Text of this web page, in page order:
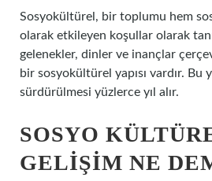
Sosyokültürel, bir toplumu hem
olarak etkileyen koşullar olarak
gelenekler, dinler ve inançlar
bir sosyokültürel yapısı vardır. Bu
sürdürülmesi yüzlerce yıl alır.
SOSYO
GELIŞIM NE